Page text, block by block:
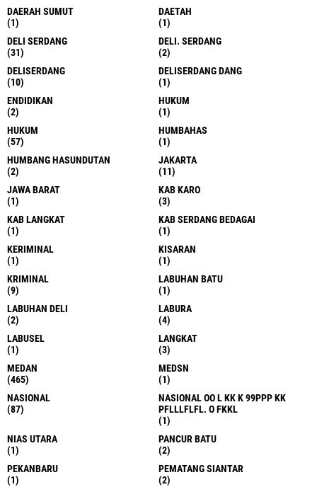
DAERAH SUMUT
(1)
DAETAH
(1)
DELI SERDANG
(31)
DELI. SERDANG
(2)
DELISERDANG
(10)
DELISERDANG DANG
(1)
ENDIDIKAN
(2)
HUKUM
(1)
HUKUM
(57)
HUMBAHAS
(1)
HUMBANG HASUNDUTAN
(2)
JAKARTA
(11)
JAWA BARAT
(1)
KAB KARO
(3)
KAB LANGKAT
(1)
KAB SERDANG BEDAGAI
(1)
KERIMINAL
(1)
KISARAN
(1)
KRIMINAL
(9)
LABUHAN BATU
(1)
LABUHAN DELI
(2)
LABURA
(4)
LABUSEL
(1)
LANGKAT
(3)
MEDAN
(465)
MEDSN
(1)
NASIONAL
(87)
NASIONAL OO L KK K 99PPP KK
PFLLLFLFL. O FKKL
(1)
NIAS UTARA
(1)
PANCUR BATU
(2)
PEKANBARU
(1)
PEMATANG SIANTAR
(2)